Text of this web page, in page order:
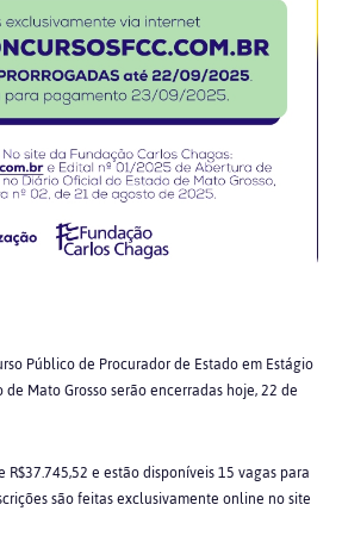
Público de Procurador de Estado em Estágio
Mato Grosso serão encerradas hoje, 22 de
e estão disponíveis 15 vagas para
são feitas exclusivamente online no site